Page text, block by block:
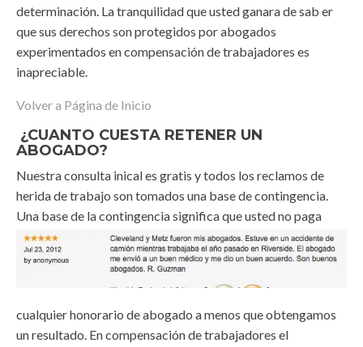
determinación. La tranquilidad que usted ganara de sab er
que sus derechos son protegidos por abogados
experimentados en compensación de trabajadores es
inapreciable.
Volver a Página de Inicio
¿CUANTO CUESTA RETENER UN
ABOGADO?
Nuestra consulta inical es gratis y todos los reclamos de
herida de trabajo son tomados una base de contingencia.
Una base de la contingencia significa que usted no paga
cualquier honorario de abogado a menos que obtengamos
un resultado. En compensación de trabajadores el